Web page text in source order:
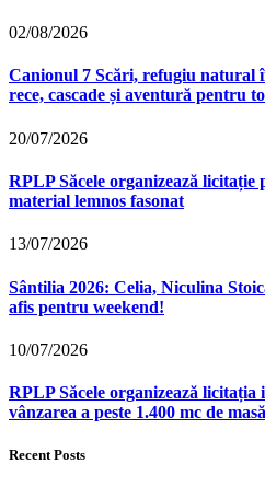
02/08/2026
Canionul 7 Scări, refugiu natural
rece, cascade și aventură pentru
20/07/2026
RPLP Săcele organizează
material lemnos fasonat
13/07/2026
Sântilia 2026: Celia, Niculina
afis pentru weekend!
10/07/2026
RPLP Săcele organizează
vânzarea a peste 1.400 mc de
Recent Posts